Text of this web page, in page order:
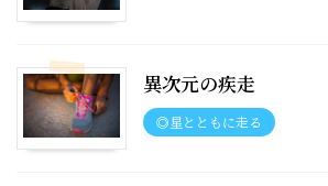
異次元の疾走
◎星とともに走る